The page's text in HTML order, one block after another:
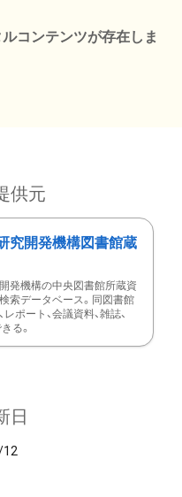
コンテンツが存在しま
供元
究開発機構図書館蔵
発機構の中央図書館所蔵資
索データベース。同図書館
ポート、会議資料、雑誌、
る。
日